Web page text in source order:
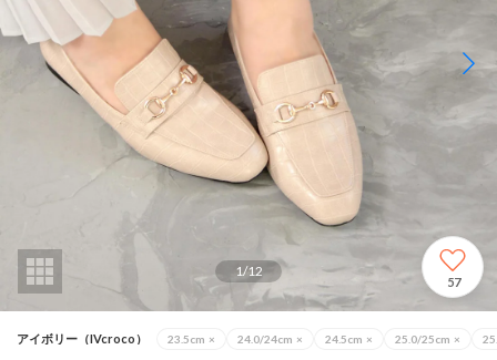
1/12
57
アイボリー（IVcroco） 23.5cm × 24.0/24cm × 24.5cm × 25.0/25cm ×